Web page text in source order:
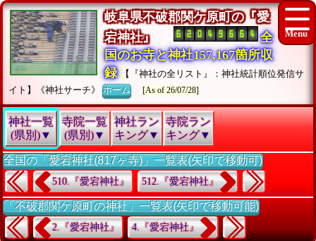
岐阜県不破郡関ケ原町の『愛
宕神社』
全
国のお寺と神社157,167箇所収
録
【『神社の全リスト』：神社統計順位発信サ
イト】《神社サーチ》ホーム [As of 26/07/28]
神社一覧
(県別)▼
寺院一覧
(県別)▼
神社ラン
キング▼
寺院ラン
キング▼
全国の「愛宕神社(817ヶ寺)」一覧表(矢印で移動可)
510.『愛宕神社』 512.『愛宕神社』
「不破郡関ケ原町の神社」一覧表(矢印で移動可能)
2.『愛宕神社』 4.『愛宕神社』